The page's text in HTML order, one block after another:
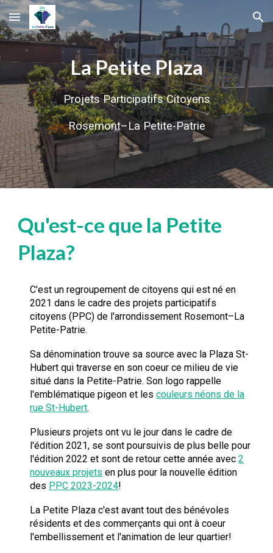
Skip to main content Skip to navigation
La Petite Plaza
Projets Participatifs Citoyens
Rosemont–La Petite-Patrie
Qu'est-ce que la Petite
Plaza?
C'est un regroupement de citoyens qui est né en
2021 dans le cadre desprojets participatifs
citoyens (PPC) de l'arrondissement Rosemont–La
Petite-Patrie.
Sa dénomination trouve sa source avec la Plaza St-
Hubert qui traverse en soncoeur ce milieu de vie
situé dans la Petite-Patrie. Son logo rappelle
l'emblématique pigeon et lescouleurs néons de la
rue St-Hubert.
Plusieurs projets ont vu le jour dans le cadre de
l'édition 2021, se sont poursuivis de plus belle pour
l'édition2022 et sont de retour cette année avec2
nouveaux projets en plus pour la nouvelle édition
des PPC 2023-2024!
La Petite Plaza c'est avant tout des bénévoles
résidents et des commerçants qui ont à coeur
l'embellissement et l'animation de leur quartier!